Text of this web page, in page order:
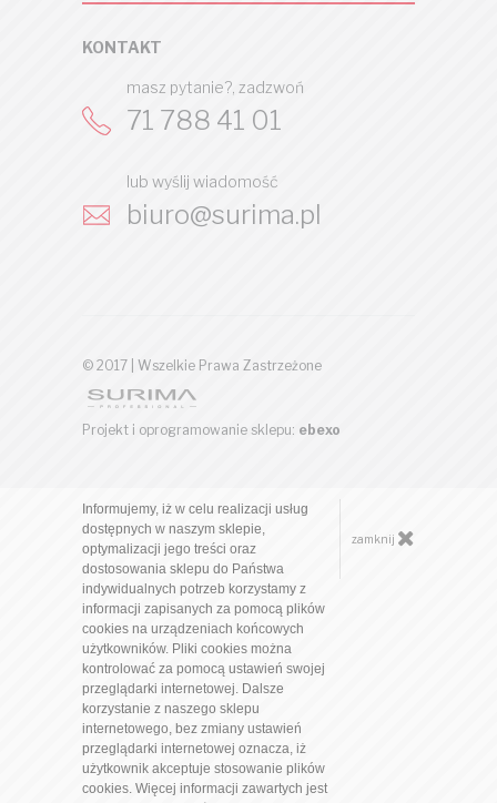
KONTAKT
masz pytanie?, zadzwoń
71 788 41 01
lub wyślij wiadomość
biuro@surima.pl
© 2017 | Wszelkie Prawa Zastrzeżone
Projekt i oprogramowanie sklepu: ebexo
Informujemy, iż w celu realizacji usług
dostępnych w naszym sklepie,
optymalizacji jego treści oraz
dostosowania sklepu do Państwa
indywidualnych potrzeb korzystamy z
informacji zapisanych za pomocą plików
cookies na urządzeniach końcowych
użytkowników. Pliki cookies można
kontrolować za pomocą ustawień swojej
przeglądarki internetowej. Dalsze
korzystanie z naszego sklepu
internetowego, bez zmiany ustawień
przeglądarki internetowej oznacza, iż
użytkownik akceptuje stosowanie plików
cookies. Więcej informacji zawartych jest
zamknij